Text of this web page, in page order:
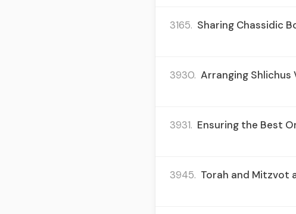
3165. Sharing Chassidic
3930. Arranging
3931. Ensuring the Best
3945. Torah and Mitzvot